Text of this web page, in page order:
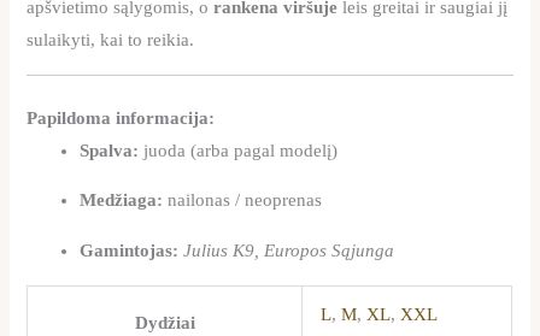
apšvietimo sąlygomis, orankena viršuje leis greitai ir saugiai jį
sulaikyti, kai to reikia.
Papildoma informacija:
Spalva: juoda (arba pagal modelį)
Medžiaga: nailonas / neoprenas
Gamintojas: Julius K9, Europos Sąjunga
Dydžiai L,M, XL, XXL